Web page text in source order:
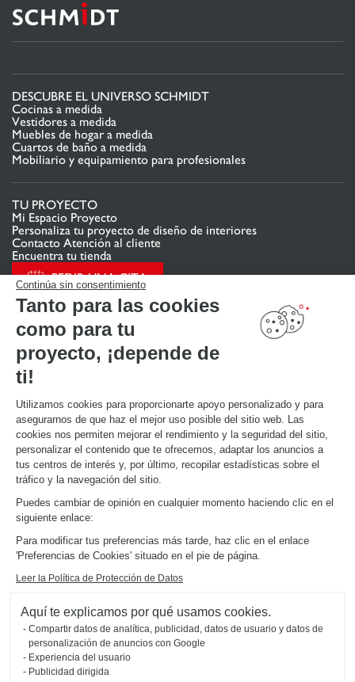
Continúa sin consentimiento
Tanto para las cookies
como para tu
proyecto, ¡depende de
ti!
Utilizamos cookies para proporcionarte apoyo personalizado y para
asegurarnos de que haz el mejor uso posible del sitio web. Las
cookies nos permiten mejorar el rendimiento y la seguridad del sitio,
personalizar el contenido que te ofrecemos, adaptar los anuncios a
tus centros de interés y, por último, recopilar estadísticas sobre el
tráfico y la navegación del sitio.
Puedes cambiar de opinión en cualquier momento haciendo clic en el
siguiente enlace:
Para modificar tus preferencias más tarde, haz clic en el enlace
'Preferencias de Cookies' situado en el pie de página.
Leer la Política de Protección de Datos
Aquí te explicamos por qué usamos cookies.
Compartir datos de analítica, publicidad, datos de usuario y datos de
personalización de anuncios con Google
Experiencia del usuario
Publicidad dirigida
DESCUBRE EL UNIVERSO SCHMIDT
Cocinas a medida
Vestidores a medida
Muebles de hogar a medida
Cuartos de baño a medida
Mobiliario y equipamiento para profesionales
TU PROYECTO
Mi Espacio Proyecto
Personaliza tu proyecto de diseño de interiores
Contacto Atención al cliente
Encuentra tu tienda
PEDIR UNA CITA
ENLACES ÚTILES
Promociones
Guías de instalación y mantenimiento
Descarga nuestro catálogo de cocinas, muebles de hogar, baños
ACERCA DE
Noticias del grupo
Únete a nosotros
Abrir una tienda
Schmidt en el mundo
2026 © SCHMIDT Groupe
Aviso legal
Gestión de cookies
Política de confidencialidad
#okschmidt
Mapa del sitio